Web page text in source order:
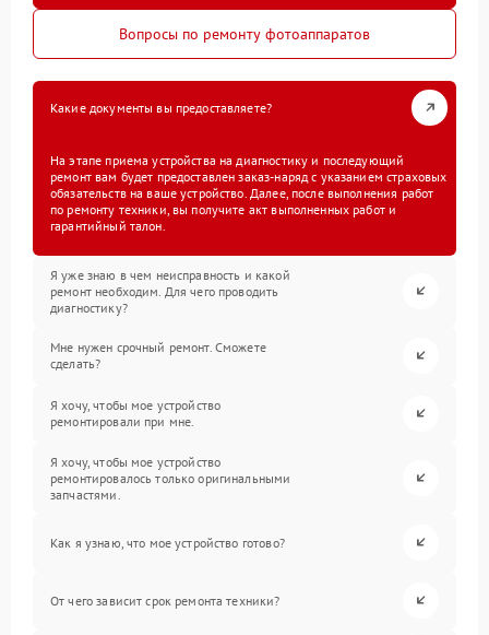
Вопросы по ремонту фотоаппаратов
Какие документы вы предоставляете?
На этапе приема устройства на диагностику и последующий
ремонт вам будет предоставлен заказ-наряд с указанием страховых
обязательств на ваше устройство. Далее, после выполнения работ
по ремонту техники, вы получите акт выполненных работ и
гарантийный талон.
Я уже знаю в чем неисправность и какой
ремонт необходим. Для чего проводить
диагностику?
Мне нужен срочный ремонт. Сможете
сделать?
Я хочу, чтобы мое устройство
ремонтировали при мне.
Я хочу, чтобы мое устройство
ремонтировалось только оригинальными
запчастями.
Как я узнаю, что мое устройство готово?
От чего зависит срок ремонта техники?